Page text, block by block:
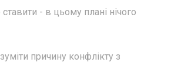
- в цьому плані нічого
причину конфлікту з